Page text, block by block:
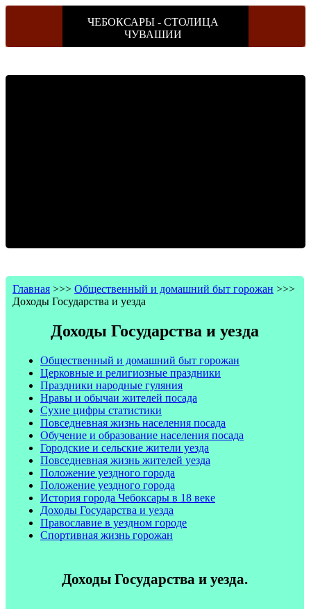
ЧЕБОКСАРЫ - СТОЛИЦА
ЧУВАШИИ
Главная >>> Общественный и домашний быт горожан >>>
Доходы Государства и уезда
Доходы Государства и уезда
Общественный и домашний быт горожан
Церковные и религиозные праздники
Праздники народные гуляния
Нравы и обычаи жителей посада
Сухие цифры статистики
Повседневная жизнь населения посада
Обучение и образование населения посада
Городские и сельские жители уезда
Повседневная жизнь жителей уезда
Положение уездного города
Положение уездного города
История города Чебоксары в 18 веке
Доходы Государства и уезда
Православие в уездном городе
Спортивная жизнь горожан
Доходы Государства и уезда.